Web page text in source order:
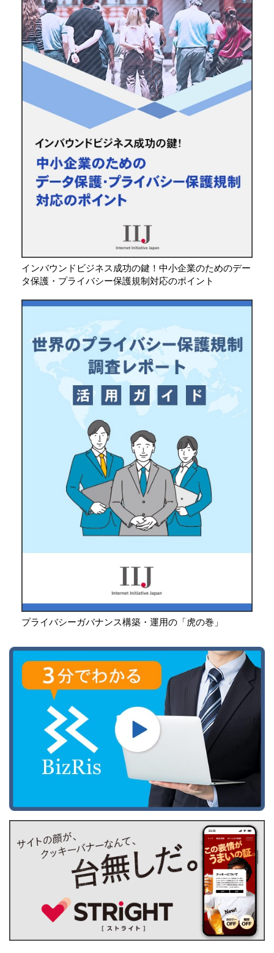
インバウンドビジネス成功の鍵！中小企業のためのデー
タ保護・プライバシー保護規制対応のポイント
プライバシーガバナンス構築・運用の「虎の巻」